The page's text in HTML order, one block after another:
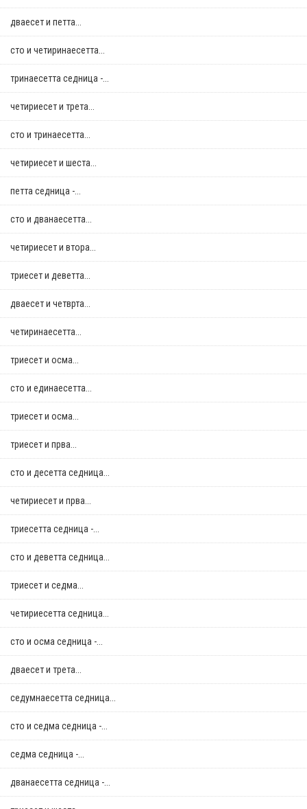
дваесет и петта...
сто и четиринаесетта...
тринаесетта седница -...
четириесет и трета...
сто и тринаесетта...
четириесет и шеста...
петта седница -...
сто и дванаесетта...
четириесет и втора...
триесет и деветта...
дваесет и четврта...
четиринаесетта...
триесет и осма...
сто и единаесетта...
триесет и осма...
триесет и прва...
сто и десетта седница...
четириесет и прва...
триесетта седница -...
сто и деветта седница...
триесет и седма...
четириесетта седница...
сто и осма седница -...
дваесет и трета...
седумнаесетта седница...
сто и седма седница -...
седма седница -...
дванаесетта седница -...